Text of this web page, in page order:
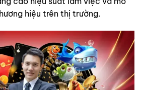
hiệu trên thị trường.